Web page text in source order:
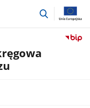
przejdź